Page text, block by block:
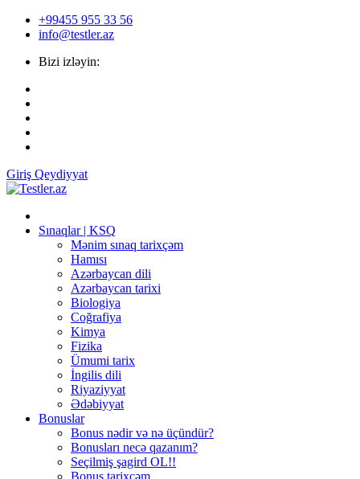
+99455 955 33 56
info@testler.az
Bizi izləyin:
Giriş Qeydiyyat
Sınaqlar | KSQ
Mənim sınaq tarixçəm
Hamısı
Azərbaycan dili
Azərbaycan tarixi
Biologiya
Coğrafiya
Kimya
Fizika
Ümumi tarix
İngilis dili
Riyaziyyat
Ədəbiyyat
Bonuslar
Bonus nədir və nə üçündür?
Bonusları necə qazanım?
Seçilmiş şagird OL!!
Bonus tarixçəm